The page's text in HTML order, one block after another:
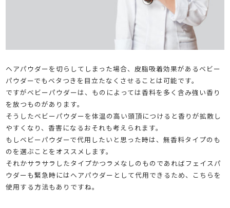
ヘアパウダーを切らしてしまった場合、皮脂吸着効果があるベビー
パウダーでもベタつきを目立たなくさせることは可能です。
ですがベビーパウダーは、ものによっては香料を多く含み強い香り
を放つものがあります。
そうしたベビーパウダーを体温の高い頭頂につけると香りが拡散し
やすくなり、香害になるおそれも考えられます。
もしベビーパウダーで代用したいと思った時は、無香料タイプのも
のを選ぶことをオススメします。
それかサラサラしたタイプかつラメなしのものであればフェイスパ
ウダーも緊急時にはヘアパウダーとして代用できるため、こちらを
使用する方法もありですね。